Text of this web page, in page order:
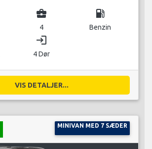
business_center
4
local_gas_station
Benzin
login
4 Dør
VIS DETALJER...
MINIVAN MED 7 SÆDER